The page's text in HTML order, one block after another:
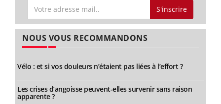
S'inscrire
NOUS VOUS RECOMMANDONS
Vélo : et si vos douleurs n’étaient pas liées à l’effort ?
Les crises d’angoisse peuvent-elles survenir sans raison
apparente ?